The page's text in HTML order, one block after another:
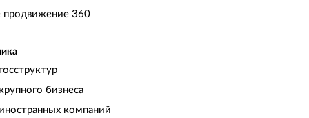
продвижение 360
бизнеса
компаний